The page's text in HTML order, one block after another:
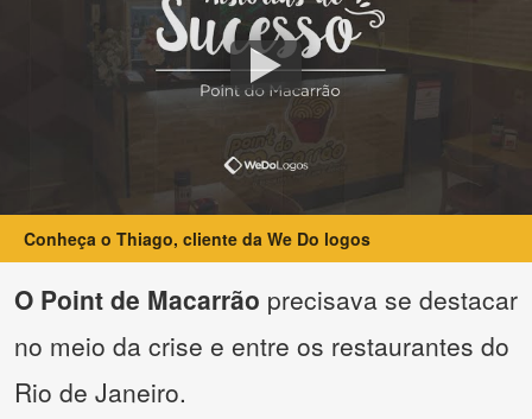
Conheça o Thiago, cliente da We Do logos
O Point de Macarrão precisava se destacar
no meio da crise e entre os restaurantes do
Rio de Janeiro.